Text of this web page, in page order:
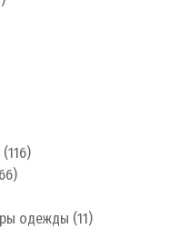
(116)
одежды (11)